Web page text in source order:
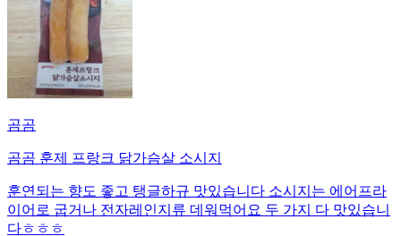
곰곰
곰곰 훈제 프랑크 닭가슴살 소시지
훈연되는 향도 좋고 탱글하규 맛있습니다 소시지는 에어프라
이어로 굽거나 전자레인지류 데워먹어요 두 가지 다 맛있습니
다ㅎㅎㅎ